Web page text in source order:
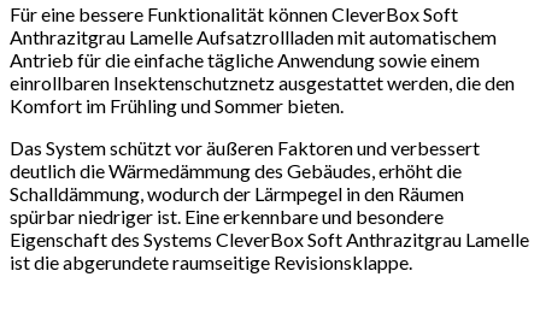
Für eine bessere Funktionalität können CleverBox Soft
Anthrazitgrau Lamelle Aufsatzrollladen mit automatischem
Antrieb für die einfache tägliche Anwendung sowie einem
einrollbaren Insektenschutznetz ausgestattet werden, die den
Komfort im Frühling und Sommer bieten.
Das System schützt vor äußeren Faktoren und verbessert
deutlich die Wärmedämmung des Gebäudes, erhöht die
Schalldämmung, wodurch der Lärmpegel in den Räumen
spürbar niedriger ist. Eine erkennbare und besondere
Eigenschaft des Systems CleverBox Soft Anthrazitgrau Lamelle
ist die abgerundete raumseitige Revisionsklappe.